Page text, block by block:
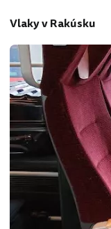
Vlaky v Rakúsku